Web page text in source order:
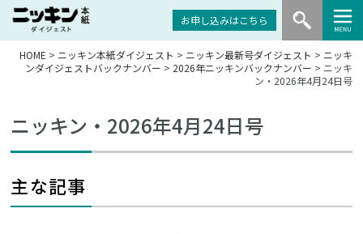
お申し込みはこちら
HOME > ニッキン本紙ダイジェスト > ニッキン最新号ダイジェスト > ニッキ
ンダイジェストバックナンバー > 2026年ニッキンバックナンバー > ニッキ
ン・2026年4月24日号
ニッキン・2026年4月24日号
主な記事